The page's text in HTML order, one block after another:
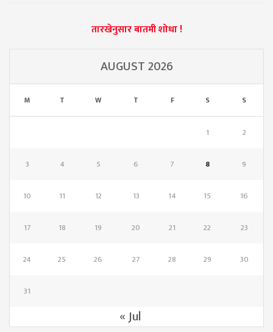
तारखेनुसार बातमी शोधा !
AUGUST 2026
M T W T F S S
1 2
3 4 5 6 7 8 9
10 11 12 13 14 15 16
17 18 19 20 21 22 23
24 25 26 27 28 29 30
31
« Jul